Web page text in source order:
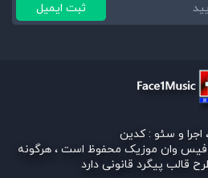
ثبت ایمیل
اجرا و سئو :کدین
وان موزیک محفوظ است ، هرگونه
قالب پیگرد قانونی دارد